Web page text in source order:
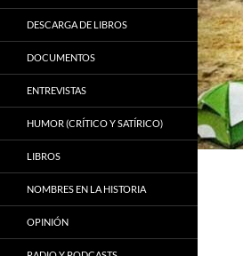
DESCARGA DE LIBROS
DOCUMENTOS
ENTREVISTAS
HUMOR (CRÍTICO Y SATÍRICO)
LIBROS
NOMBRES EN LA HISTORIA
OPINIÓN